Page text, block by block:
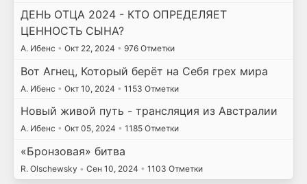
ДЕНЬ ОТЦА 2024 - КТО ОПРЕДЕЛЯЕТ
ЦЕННОСТЬ СЫНА?
А. Ибенс • Окт 22, 2024 • 976 Отметки
Вот Агнец, Который берёт на Себя грех мира
А. Ибенс • Окт 10, 2024 • 1153 Отметки
Новый живой путь - трансляция из Австралии
А. Ибенс • Окт 05, 2024 • 1185 Отметки
«Бронзовая» битва
R. Olschewsky • Сен 10, 2024 • 1103 Отметки